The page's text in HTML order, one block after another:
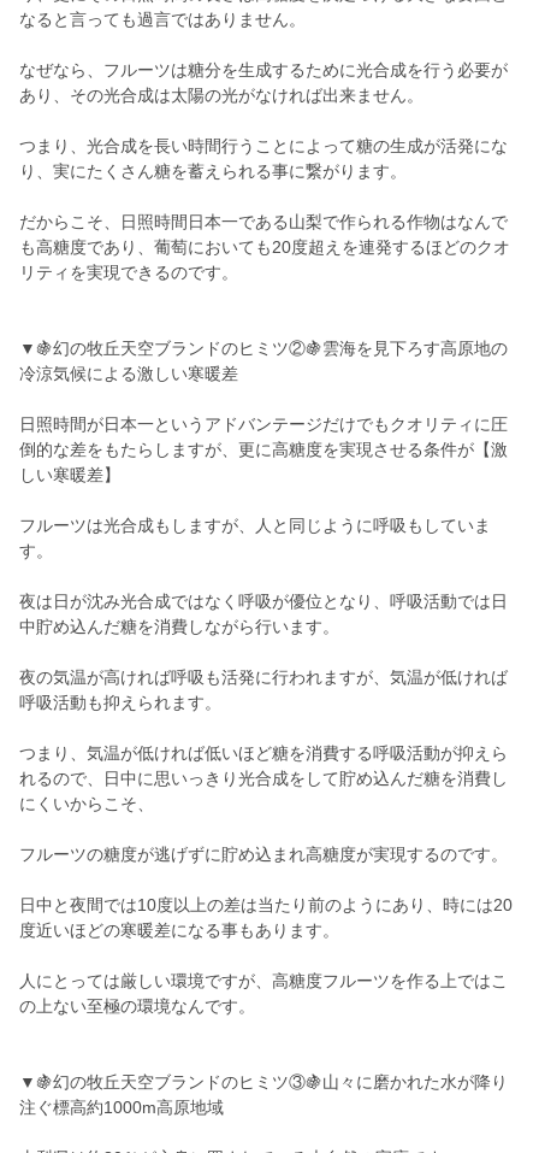
なると言っても過言ではありません。
なぜなら、フルーツは糖分を生成するために光合成を行う必要が
あり、その光合成は太陽の光がなければ出来ません。
つまり、光合成を長い時間行うことによって糖の生成が活発にな
り、実にたくさん糖を蓄えられる事に繋がります。
だからこそ、日照時間日本一である山梨で作られる作物はなんで
も高糖度であり、葡萄においても20度超えを連発するほどのクオ
リティを実現できるのです。
▼🍇幻の牧丘天空ブランドのヒミツ②🍇雲海を見下ろす高原地の
冷涼気候による激しい寒暖差
日照時間が日本一というアドバンテージだけでもクオリティに圧
倒的な差をもたらしますが、更に高糖度を実現させる条件が【激
しい寒暖差】
フルーツは光合成もしますが、人と同じように呼吸もしていま
す。
夜は日が沈み光合成ではなく呼吸が優位となり、呼吸活動では日
中貯め込んだ糖を消費しながら行います。
夜の気温が高ければ呼吸も活発に行われますが、気温が低ければ
呼吸活動も抑えられます。
つまり、気温が低ければ低いほど糖を消費する呼吸活動が抑えら
れるので、日中に思いっきり光合成をして貯め込んだ糖を消費し
にくいからこそ、
フルーツの糖度が逃げずに貯め込まれ高糖度が実現するのです。
日中と夜間では10度以上の差は当たり前のようにあり、時には20
度近いほどの寒暖差になる事もあります。
人にとっては厳しい環境ですが、高糖度フルーツを作る上ではこ
の上ない至極の環境なんです。
▼🍇幻の牧丘天空ブランドのヒミツ③🍇山々に磨かれた水が降り
注ぐ標高約1000m高原地域